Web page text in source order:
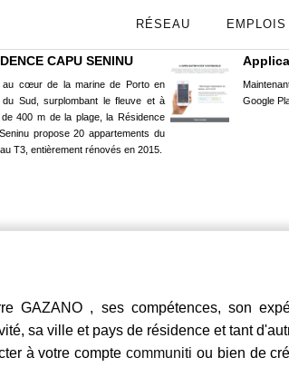
RÉSEAU EMPLOIS
CAPU SENINU
au cœur de la marine de Porto en
du Sud, surplombant le fleuve et à
400 m de la plage, la Résidence
propose 20 appartements du
T3, entièrement rénovés en 2015.
Google
GAZANO , ses compétences, son
sa ville et pays de résidence et tant
à votre comptecommuniti ou bien de